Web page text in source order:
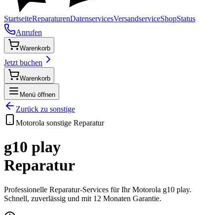
StartseiteReparaturenDatenservicesVersandserviceShopStatus
Anrufen
Warenkorb
Jetzt buchen
Warenkorb
Menü öffnen
Zurück zu sonstige
Motorola sonstige Reparatur
g10 play
Reparatur
Professionelle Reparatur-Services für IhrMotorola g10 play.
Schnell, zuverlässig und mit 12 Monaten Garantie.